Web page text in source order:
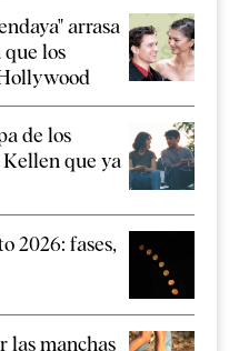
arrasa
que los
de los
que ya
2026: fases,
las manchas